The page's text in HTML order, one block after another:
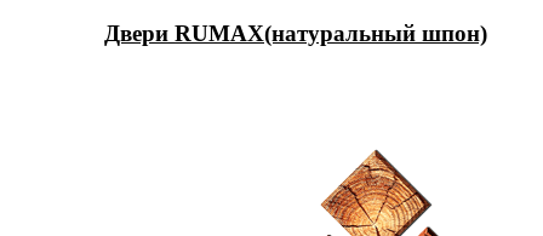
Двери RUMAX(натуральный шпон)